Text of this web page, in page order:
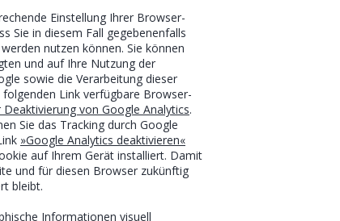
Einstellung Ihrer Browser-
Sie in diesem Fall gegebenenfalls
nutzen können. Sie können
und auf Ihre Nutzung der
sowie die Verarbeitung dieser
Link verfügbare Browser-
von Google Analytics.
Sie das Tracking durch Google
»Google Analytics deaktivieren«
auf Ihrem Gerät installiert. Damit
und für diesen Browser zukünftig
bleibt.
Informationen visuell